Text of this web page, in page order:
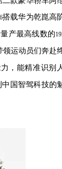
搭载华为乾崑高
产最高线数的
领运动员们奔赴
，能精准识别
国智驾科技的